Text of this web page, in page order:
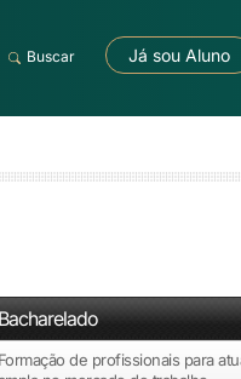
Buscar Já sou Aluno
Formação de profissionais para